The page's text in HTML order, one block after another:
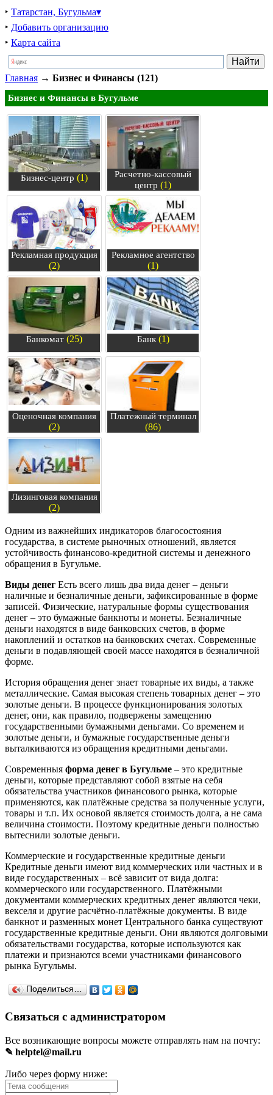
‣ Татарстан, Бугульма▾
‣ Добавить организацию
‣ Карта сайта
Главная → Бизнес и Финансы (121)
Бизнес и Финансы в Бугульме
Бизнес-центр (1)
Расчетно-кассовый
центр (1)
Рекламная продукция
(2)
Рекламное агентство
(1)
Банкомат (25) Банк(1)
Оценочная компания
(2)
Платежный терминал
(86)
Лизинговая компания
(2)
Одним из важнейших индикаторов благосостояния
государства, в системе рыночных отношений, является
устойчивость финансово-кредитной системы и денежного
обращения в Бугульме.
Виды денег Есть всего лишь два вида денег – деньги
наличные и безналичные деньги, зафиксированные в форме
записей. Физические, натуральные формы существования
денег – это бумажные банкноты и монеты. Безналичные
деньги находятся в виде банковских счетов, в форме
накоплений и остатков на банковских счетах. Современные
деньги в подавляющей своей массе находятся в безналичной
форме.
История обращения денег знает товарные их виды, а также
металлические. Самая высокая степень товарных денег – это
золотые деньги. В процессе функционирования золотых
денег, они, как правило, подвержены замещению
государственными бумажными деньгами. Со временем и
золотые деньги, и бумажные государственные деньги
выталкиваются из обращения кредитными деньгами.
Современныя форма денег в Бугульме – это кредитные
деньги, которые представляют собой взятые на себя
обязательства участников финансового рынка, которые
применяются, как платёжные средства за полученные услуги,
товары и т.п. Их основой является стоимость долга, а не сама
величина стоимости. Поэтому кредитные деньги полностью
вытеснили золотые деньги.
Коммерческие и государственные кредитные деньги
Кредитные деньги имеют вид коммерческих или частных и в
виде государственных – всё зависит от вида долга:
коммерческого или государственного. Платёжными
документами коммерческих кредитных денег являются чеки,
векселя и другие расчётно-платёжные документы. В виде
банкнот и разменных монет Центрального банка существуют
государственные кредитные деньги. Они являются долговыми
обязательствами государства, которые используются как
платежи и признаются всеми участниками финансового
рынка Бугульмы.
Поделиться…
Связаться с администратором
Все возникающие вопросы можете отправлять нам на почту:
✎ helptel@mail.ru
Либо через форму ниже: